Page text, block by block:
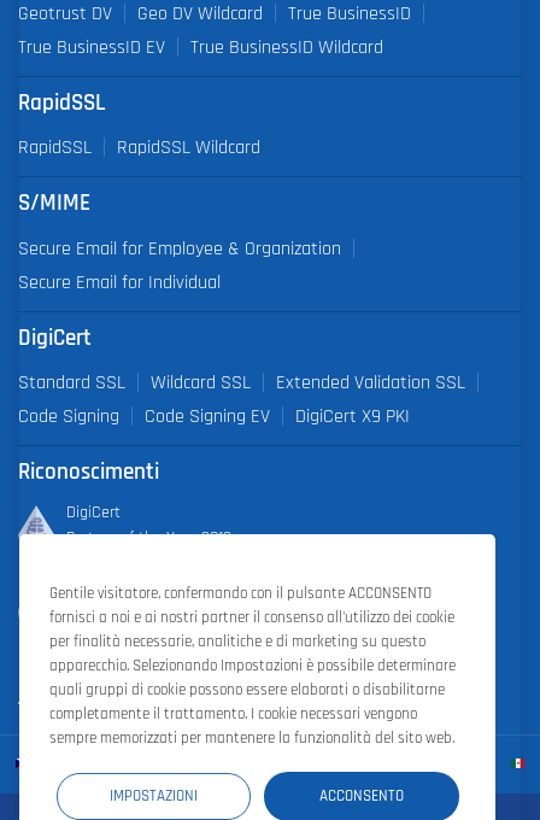
Geotrust DV Geo DV Wildcard
True BusinessID
True BusinessID EV
True BusinessID Wildcard
RapidSSL
RapidSSL RapidSSL Wildcard
S/MIME
Secure Email for Employee & Organization
Secure Email for Individual
DigiCert
Standard SSL Wildcard SSL
Extended Validation SSL
Code Signing
Code Signing EV DigiCert X9 PKI
Riconoscimenti
DigiCert
Partner of the Year 2019
Outstanding Sales Performance Award 2018, 2019, 2020, 2021,
2022
Gentile visitatore, confermando con il pulsante ACCONSENTO
fornisci a noi e ai nostri partner il consenso all'utilizzo dei cookie
per finalità necessarie, analitiche e di marketing su questo
apparecchio. Selezionando Impostazioni è possibile determinare
quali gruppi di cookie possono essere elaborati o disabilitarne
completamente il trattamento. I cookie necessari vengono
sempre memorizzati per mantenere la funzionalità del sito web.
IMPOSTAZIONI ACCONSENTO